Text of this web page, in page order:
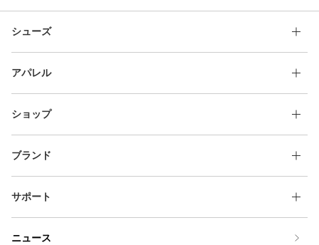
シューズ
アパレル
ショップ
ブランド
サポート
ニュース